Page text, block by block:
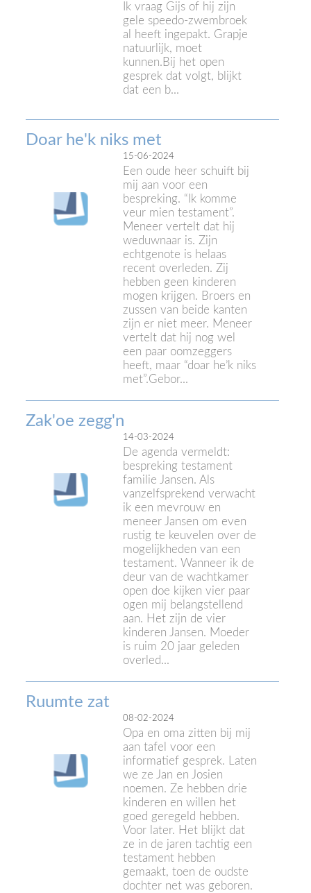
Ik vraag Gijs of hij zijn
gele speedo-zwembroek
al heeft ingepakt. Grapje
natuurlijk, moet
kunnen.Bij het open
gesprek dat volgt, blijkt
dat een b...
Doar he'k niks met
15-06-2024
Een oude heer schuift bij
mij aan voor een
bespreking. “Ik komme
veur mien testament”.
Meneer vertelt dat hij
weduwnaar is. Zijn
echtgenote is helaas
recent overleden. Zij
hebben geen kinderen
mogen krijgen. Broers en
zussen van beide kanten
zijn er niet meer. Meneer
vertelt dat hij nog wel
een paar oomzeggers
heeft, maar “doar he’k niks
met”.Gebor...
Zak'oe zegg'n
14-03-2024
De agenda vermeldt:
bespreking testament
familie Jansen. Als
vanzelfsprekend verwacht
ik een mevrouw en
meneer Jansen om even
rustig te keuvelen over de
mogelijkheden van een
testament. Wanneer ik de
deur van de wachtkamer
open doe kijken vier paar
ogen mij belangstellend
aan. Het zijn de vier
kinderen Jansen. Moeder
is ruim 20 jaar geleden
overled...
Ruumte zat
08-02-2024
Opa en oma zitten bij mij
aan tafel voor een
informatief gesprek. Laten
we ze Jan en Josien
noemen. Ze hebben drie
kinderen en willen het
goed geregeld hebben.
Voor later. Het blijkt dat
ze in de jaren tachtig een
testament hebben
gemaakt, toen de oudste
dochter net was geboren.